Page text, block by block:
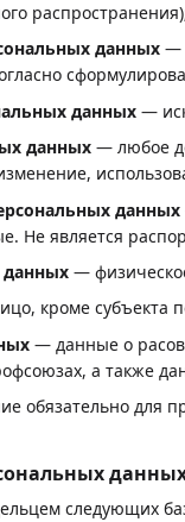
данных —
данных —
данных — любое
данных
Не является
данных —
кроме субъекта
— данные о
а также
обязательно для
следующих